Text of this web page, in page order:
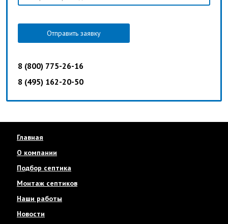
Отправить заявку
8 (800) 775-26-16
8 (495) 162-20-50
Главная
О компании
Подбор септика
Монтаж септиков
Наши работы
Новости